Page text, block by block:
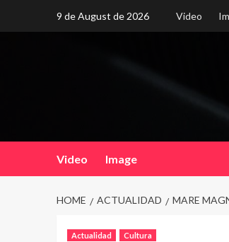
9 de August de 2026 Video
Video Image
HOME ACTUALIDAD MARE
Actualidad Cultura